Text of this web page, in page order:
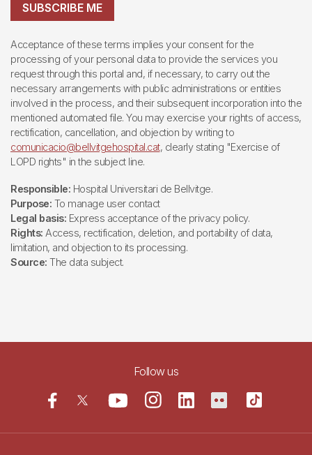
SUBSCRIBE ME
Acceptance of these terms implies your consent for the
processing of your personal data to provide the services you
request through this portal and, if necessary, to carry out the
necessary arrangements with public administrations or entities
involved in the process, and their subsequent incorporation into the
mentioned automated file. You may exercise your rights of access,
rectification, cancellation, and objection by writing to
comunicacio@bellvitgehospital.cat, clearly stating "Exercise of
LOPD rights" in the subject line.
Responsible: Hospital Universitari de Bellvitge.
Purpose: To manage user contact
Legal basis: Express acceptance of the privacy policy.
Rights: Access, rectification, deletion, and portability of data,
limitation, and objection to its processing.
Source: The data subject.
Follow us